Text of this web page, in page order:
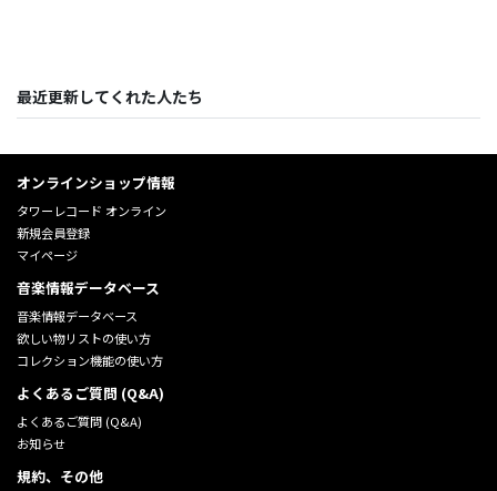
最近更新してくれた人たち
オンラインショップ情報
タワーレコード オンライン
新規会員登録
マイページ
音楽情報データベース
音楽情報データベース
欲しい物リストの使い方
コレクション機能の使い方
よくあるご質問 (Q&A)
よくあるご質問 (Q&A)
お知らせ
規約、その他